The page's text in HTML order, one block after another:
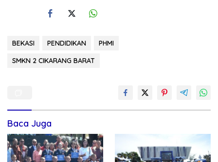
BEKASI PENDIDIKAN
PHMI
SMKN 2 CIKARANG BARAT
Baca Juga